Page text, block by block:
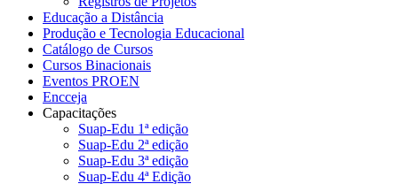
Educação a Distância
Produção e Tecnologia Educacional
Catálogo de Cursos
Cursos Binacionais
Eventos PROEN
Encceja
Capacitações
Suap-Edu 1ª edição
Suap-Edu 2ª edição
Suap-Edu 3ª edição
Suap-Edu 4ª Edição